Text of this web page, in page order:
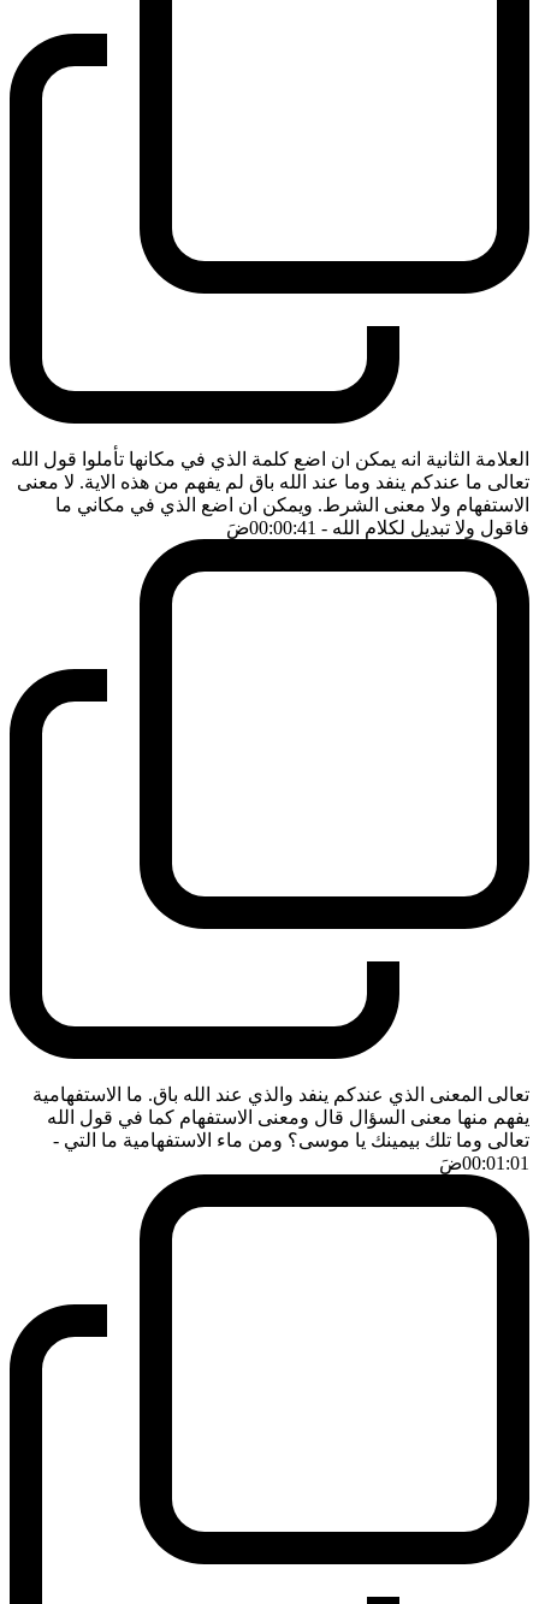
العلامة الثانية انه يمكن ان اضع كلمة الذي في مكانها تأملوا قول الله
تعالى ما عندكم ينفد وما عند الله باق لم يفهم من هذه الاية. لا معنى
الاستفهام ولا معنى الشرط. ويمكن ان اضع الذي في مكاني ما
فاقول ولا تبديل لكلام الله - 00:00:41 ضَ
تعالى المعنى الذي عندكم ينفد والذي عند الله باق. ما الاستفهامية
يفهم منها معنى السؤال قال ومعنى الاستفهام كما في قول الله
تعالى وما تلك بيمينك يا موسى؟ ومن ماء الاستفهامية ما التي -
00:01:01ضَ